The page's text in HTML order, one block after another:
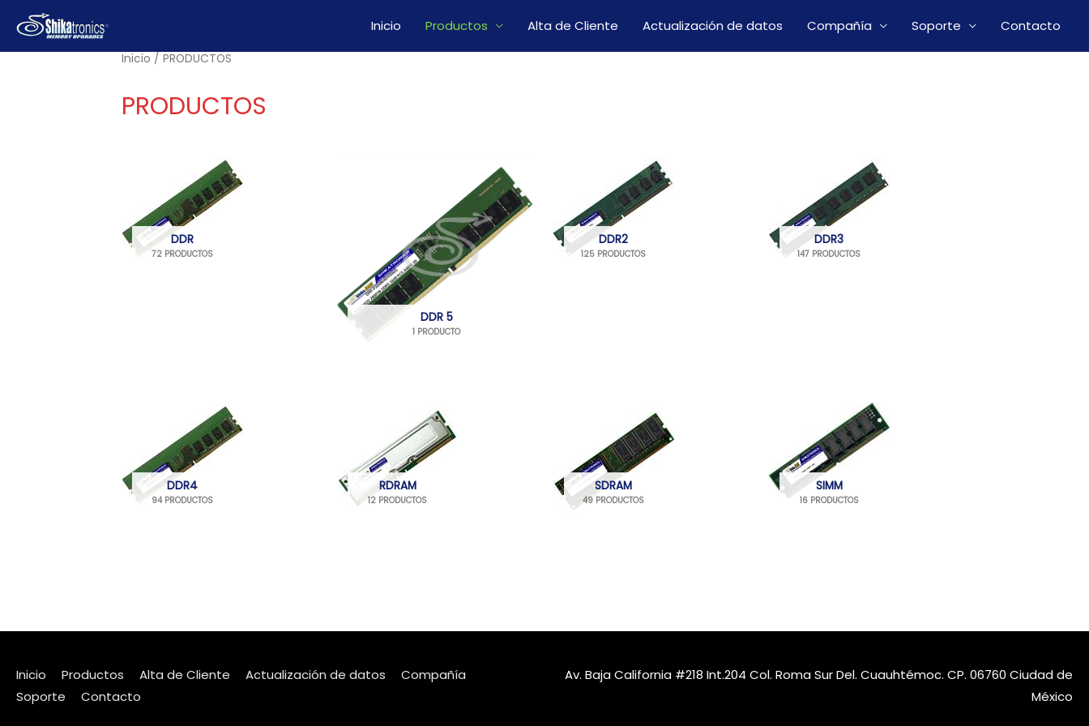
contenido
Inicio Productos Alta de Cliente Actualización de datos Compañía Soporte Contacto
Inicio / PRODUCTOS
PRODUCTOS
DDR
72 PRODUCTOS
DDR 5
1 PRODUCTO
DDR2
125 PRODUCTOS
DDR3
147 PRODUCTOS
DDR4
94 PRODUCTOS
RDRAM
12 PRODUCTOS
SDRAM
49 PRODUCTOS
SIMM
16 PRODUCTOS
Inicio Productos Alta de Cliente Actualización de datos
Compañía
Soporte
Contacto
Av. Baja California #218 Int.204 Col. Roma Sur Del. Cuauhtémoc. CP. 06760 Ciudad de
México